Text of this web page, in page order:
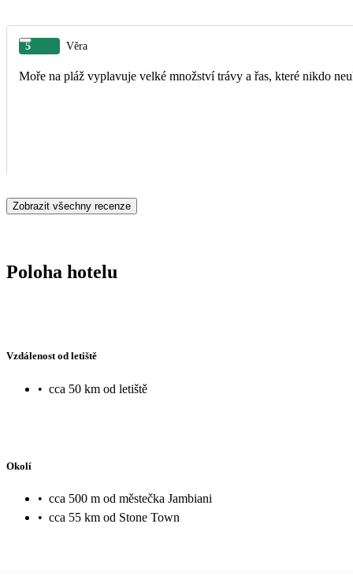
5 Věra
Moře na pláž vyplavuje velké množství trávy a řas, které nikdo
Zobrazit všechny recenze
Poloha hotelu
Vzdálenost od letiště
• cca 50 km od letiště
Okolí
• cca 500 m od městečka Jambiani
• cca 55 km od Stone Town